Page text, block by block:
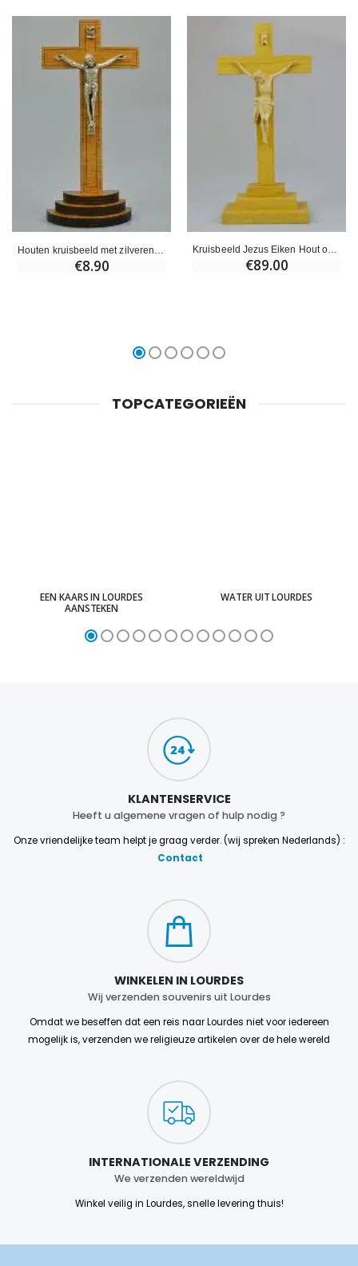
€8.90
Kruisbeeld Jezus Eiken Hout op Voet - 26 cm
€89.00
TOPCATEGORIEËN
EEN KAARS IN LOURDES
AANSTEKEN
WATER UIT LOURDES
KLANTENSERVICE
Heeft u algemene vragen of hulp nodig ?
Onze vriendelijke team helpt je graag verder. (wij spreken Nederlands) :
Contact
WINKELEN IN LOURDES
Wij verzenden souvenirs uit Lourdes
Omdat we beseffen dat een reis naar Lourdes niet voor iedereen
mogelijk is, verzenden we religieuze artikelen over de hele wereld
INTERNATIONALE VERZENDING
We verzenden wereldwijd
Winkel veilig in Lourdes, snelle levering thuis!